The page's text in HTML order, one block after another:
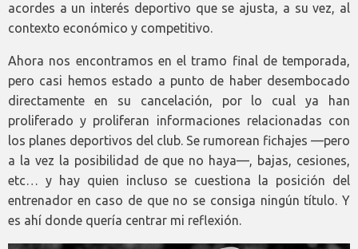
acordes a un interés deportivo que se ajusta, a su vez, al
contexto económico y competitivo.
Ahora nos encontramos en el tramo final de temporada,
pero casi hemos estado a punto de haber desembocado
directamente en su cancelación, por lo cual ya han
proliferado y proliferan informaciones relacionadas con
los planes deportivos del club. Se rumorean fichajes —pero
a la vez la posibilidad de que no haya—, bajas, cesiones,
etc… y hay quien incluso se cuestiona la posición del
entrenador en caso de que no se consiga ningún título. Y
es ahí donde quería centrar mi reflexión.